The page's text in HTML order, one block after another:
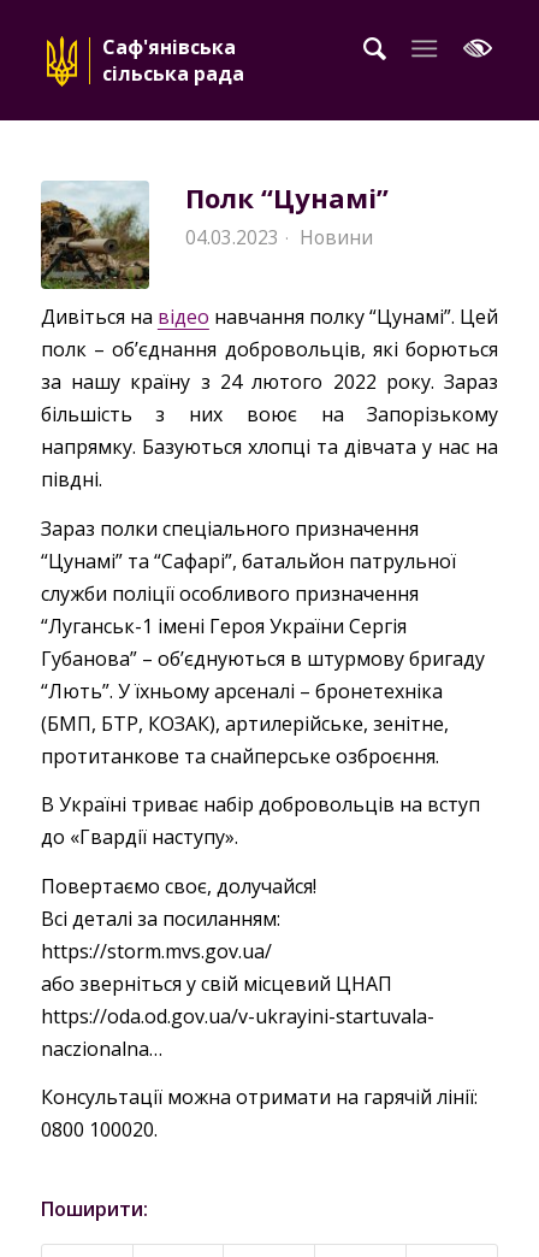
Саф'янівська
сільська рада
Полк “Цунамі”
04.03.2023 · Новини
Дивіться на відео навчання полку “Цунамі”. Цей
полк – об’єднання добровольців, які борються
за нашу країну з 24 лютого 2022 року. Зараз
більшість з них воює на Запорізькому
напрямку. Базуються хлопці та дівчата у нас на
півдні.
Зараз полки спеціального призначення
“Цунамі” та “Сафарі”, батальйон патрульної
служби поліції особливого призначення
“Луганськ-1 імені Героя України Сергія
Губанова” – об’єднуються в штурмову бригаду
“Лють”. У їхньому арсеналі – бронетехніка
(БМП, БТР, КОЗАК), артилерійське, зенітне,
протитанкове та снайперське озброєння.
В Україні триває набір добровольців на вступ
до «Гвардії наступу».
Повертаємо своє, долучайся!
Всі деталі за посиланням:
https://storm.mvs.gov.ua/
або зверніться у свій місцевий ЦНАП
https://oda.od.gov.ua/v-ukrayini-startuvala-
naczionalna…
Консультації можна отримати на гарячій лінії:
0800 100020.
Поширити: